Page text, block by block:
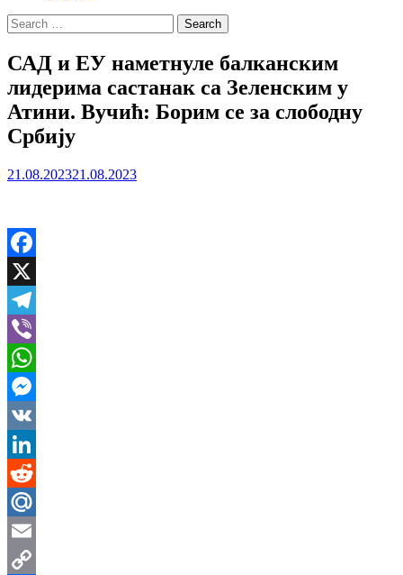
Search
for:
САД и ЕУ наметнуле балканским
лидерима састанак са Зеленским у
Атини. Вучић: Борим се за слободну
Србију
21.08.202321.08.2023
Facebook
X
Telegram
Viber
WhatsApp
Messenger
VK
LinkedIn
Reddit
Mail.Ru
Email